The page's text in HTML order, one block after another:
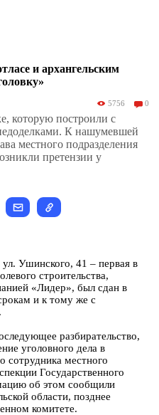
и архангельским
5756 0
которую построили с
К нашумевшей
местного подразделения
претензии у
Ушинского, 41 – первая в
строительства,
«Лидер», был сдан в
и к тому же с
разбирательство,
уголовного дела в
сотрудника местного
Государственного
об этом сообщили
области, позднее
комитете.